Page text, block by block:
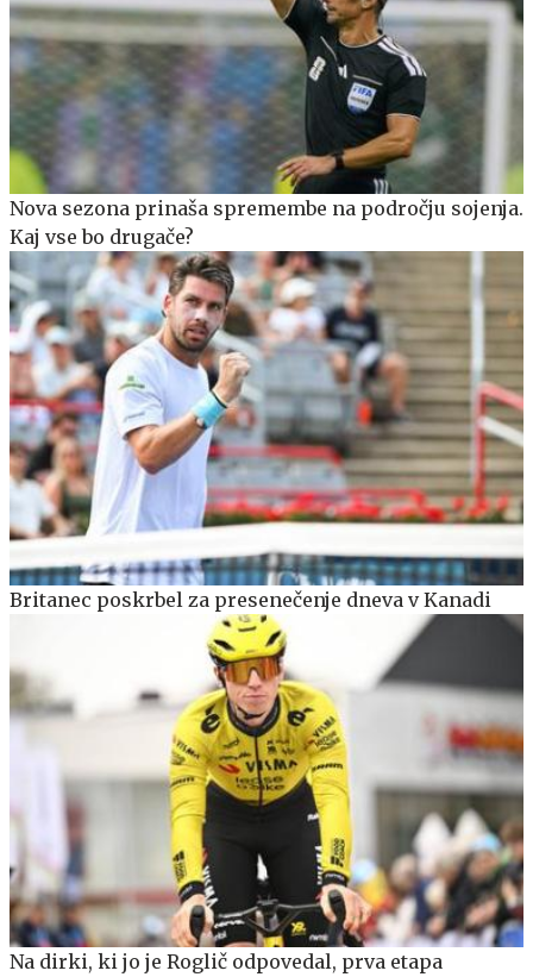
Nova sezona prinaša spremembe na področju sojenja.
Kaj vse bo drugače?
Britanec poskrbel za presenečenje dneva v Kanadi
Na dirki, ki jo je Roglič odpovedal, prva etapa